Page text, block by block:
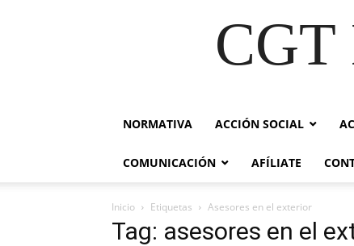
CGT
NORMATIVA ACCIÓN SOCIAL
COMUNICACIÓN AFÍLIATE
Inicio Etiquetas Asesores en el exterior
Tag: asesores en el